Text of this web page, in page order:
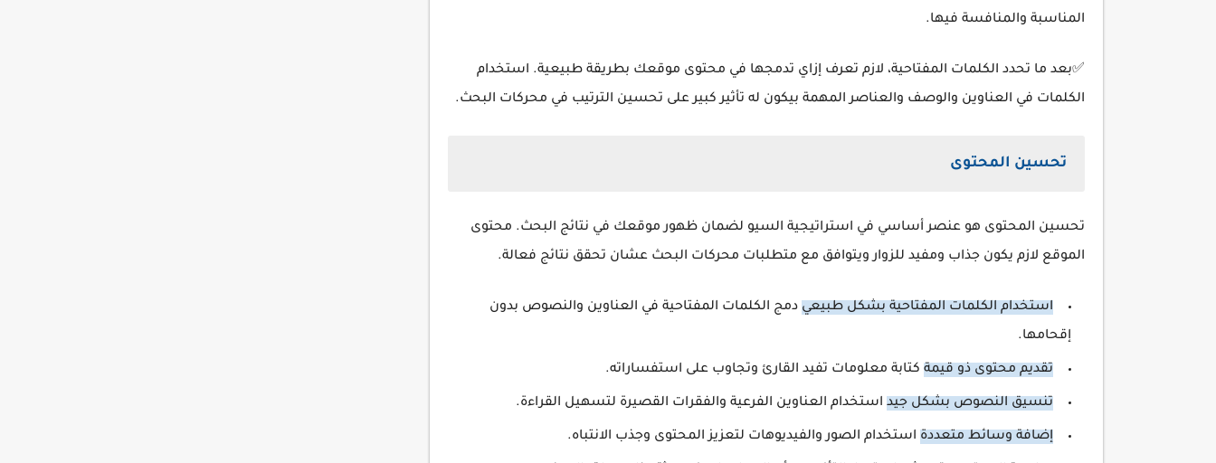
المناسبة والمنافسة فيها.
✅بعد ما تحدد الكلمات المفتاحية، لازم تعرف إزاي تدمجها في محتوى موقعك بطريقة طبيعية. استخدام
الكلمات في العناوين والوصف والعناصر المهمة بيكون له تأثير كبير على تحسين الترتيب في محركات البحث.
تحسين المحتوى
تحسين المحتوى هو عنصر أساسي في استراتيجية السيو لضمان ظهور موقعك في نتائج البحث. محتوى
الموقع لازم يكون جذاب ومفيد للزوار ويتوافق مع متطلبات محركات البحث عشان تحقق نتائج فعالة.
استخدام الكلمات المفتاحية بشكل طبيعي دمج الكلمات المفتاحية في العناوين والنصوص بدون
إقحامها.
تقديم محتوى ذو قيمة كتابة معلومات تفيد القارئ وتجاوب على استفساراته.
تنسيق النصوص بشكل جيد استخدام العناوين الفرعية والفقرات القصيرة لتسهيل القراءة.
إضافة وسائط متعددة استخدام الصور والفيديوهات لتعزيز المحتوى وجذب الانتباه.